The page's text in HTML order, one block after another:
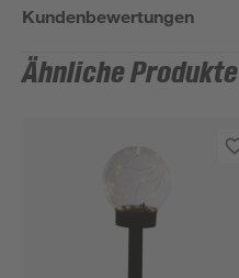
Kundenbewertungen
Ähnliche Produkte